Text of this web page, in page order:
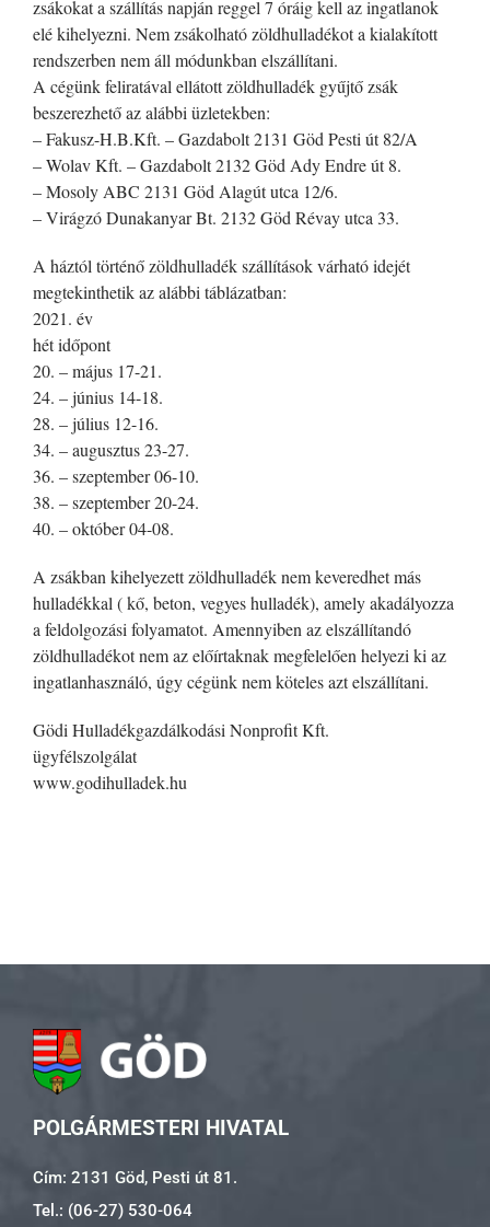
zsákokat a szállítás napján reggel 7 óráig kell az ingatlanok
elé kihelyezni. Nem zsákolható zöldhulladékot a kialakított
rendszerben nem áll módunkban elszállítani.
A cégünk feliratával ellátott zöldhulladék gyűjtő zsák
beszerezhető az alábbi üzletekben:
– Fakusz-H.B.Kft. – Gazdabolt 2131 Göd Pesti út 82/A
– Wolav Kft. – Gazdabolt 2132 Göd Ady Endre út 8.
– Mosoly ABC 2131 Göd Alagút utca 12/6.
– Virágzó Dunakanyar Bt. 2132 Göd Révay utca 33.
A háztól történő zöldhulladék szállítások várható idejét
megtekinthetik az alábbi táblázatban:
2021. év
hét időpont
20. – május 17-21.
24. – június 14-18.
28. – július 12-16.
34. – augusztus 23-27.
36. – szeptember 06-10.
38. – szeptember 20-24.
40. – október 04-08.
A zsákban kihelyezett zöldhulladék nem keveredhet más
hulladékkal ( kő, beton, vegyes hulladék), amely akadályozza
a feldolgozási folyamatot. Amennyiben az elszállítandó
zöldhulladékot nem az előírtaknak megfelelően helyezi ki az
ingatlanhasználó, úgy cégünk nem köteles azt elszállítani.
Gödi Hulladékgazdálkodási Nonprofit Kft.
ügyfélszolgálat
www.godihulladek.hu
POLGÁRMESTERI HIVATAL
Cím: 2131 Göd, Pesti út 81.
Tel.: (06-27) 530-064